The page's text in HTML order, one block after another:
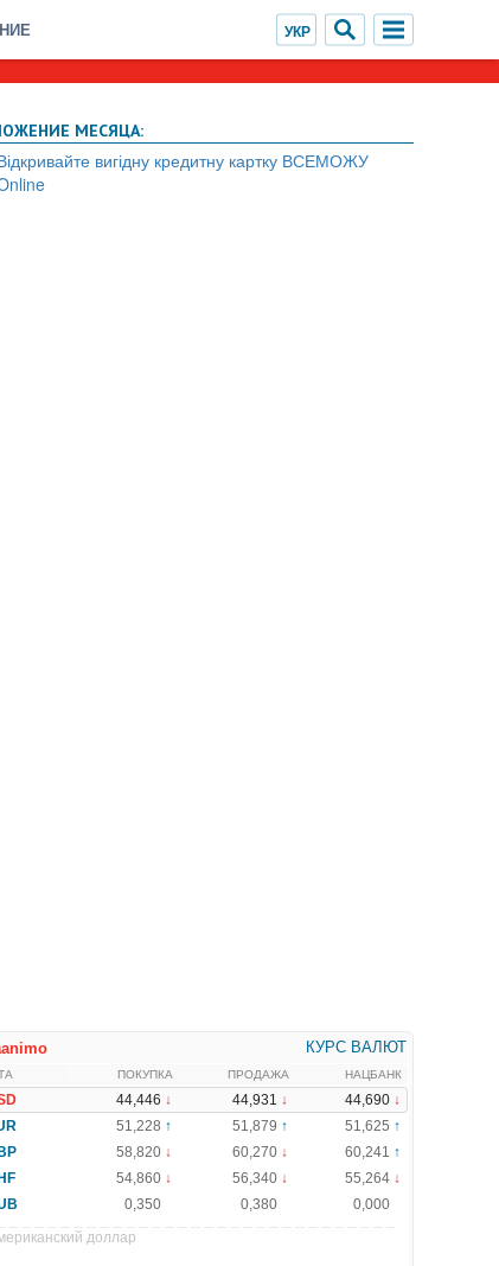
МЕСЯЦА:
вигідну кредитну картку ВСЕМОЖУ